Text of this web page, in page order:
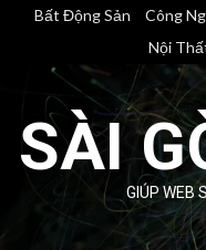
content
Bất Động Sản Công
Nội
SÀI
GIÚP WEB